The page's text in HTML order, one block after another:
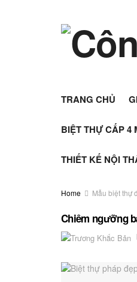
TRANG CHỦ
BIỆT THỰ CẤP 4
THIẾT KẾ NỘI
Home Mẫu biệt thự
Chiêm ngưỡng